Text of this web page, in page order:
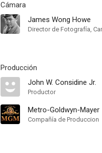
Cámara
James Wong Howe
Director de Fotografía,
Producción
John W. Considine Jr.
Productor
Metro-Goldwyn-Mayer
Compañía de Produccion